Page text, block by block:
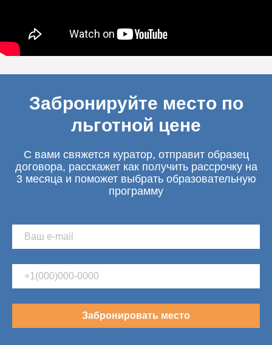
Забронируйте место по
льготной цене
С вами свяжется куратор, отправит образец
договора, расскажет как получить рассрочку на
3 месяца и поможет выбрать образовательную
программу
Забронировать место